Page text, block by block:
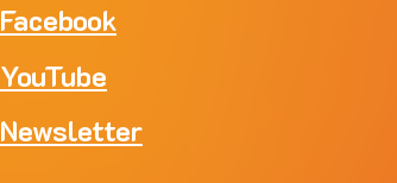
Facebook
YouTube
Newsletter